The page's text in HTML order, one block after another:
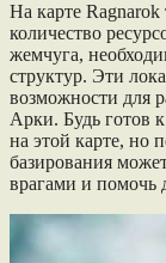
На карте
количество
жемчуга,
структур. Эти
возможности для
Арки. Будь готов
на этой карте, но
базирования
врагами и помочь